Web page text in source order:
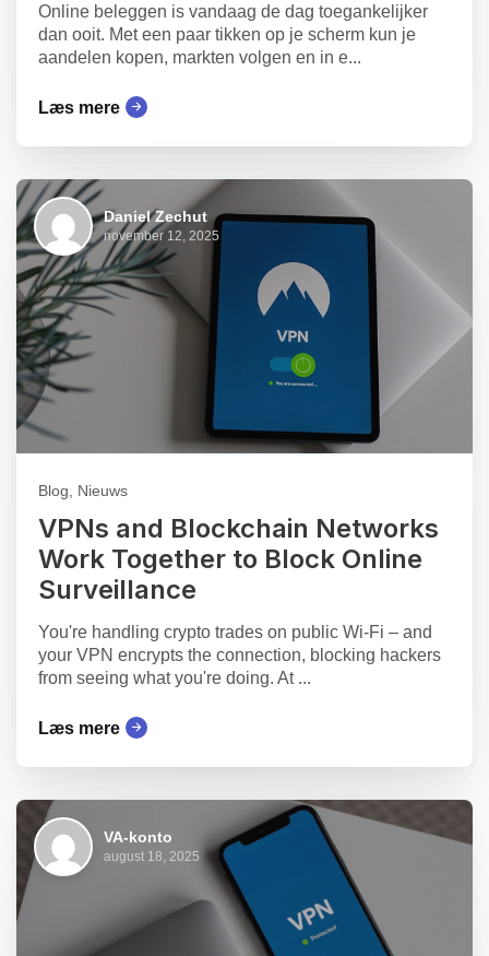
Online beleggen is vandaag de dag toegankelijker
dan ooit. Met een paar tikken op je scherm kun je
aandelen kopen, markten volgen en in e...
Læs mere
Daniel Zechut
november 12, 2025
Blog, Nieuws
VPNs and Blockchain Networks
Work Together to Block Online
Surveillance
You're handling crypto trades on public Wi-Fi – and
your VPN encrypts the connection, blocking hackers
from seeing what you're doing. At ...
Læs mere
VA-konto
august 18, 2025